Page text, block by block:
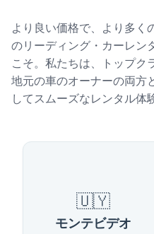
より良い価格で、より多く
のリーディング・カーレン
こそ。私たちは、トップク
地元の車のオーナーの両方
してスムーズなレンタル体
ウルグアイの
🇺🇾
モンテビデオ